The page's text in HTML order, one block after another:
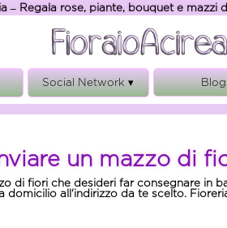
– Regala rose, piante, bouquet e
Social Network ▾ Blog
un mazzo di
di fiori che desideri far consegnare
all'indirizzo da te scelto.